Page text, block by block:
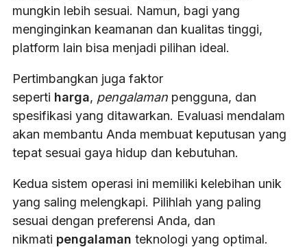
mungkin lebih sesuai. Namun, bagi yang
menginginkan keamanan dan kualitas tinggi,
platform lain bisa menjadi pilihan ideal.
Pertimbangkan juga faktor
seperti harga, pengalaman pengguna, dan
spesifikasi yang ditawarkan. Evaluasi mendalam
akan membantu Anda membuat keputusan yang
tepat sesuai gaya hidup dan kebutuhan.
Kedua sistem operasi ini memiliki kelebihan unik
yang saling melengkapi. Pilihlah yang paling
sesuai dengan preferensi Anda, dan
nikmati pengalaman teknologi yang optimal.